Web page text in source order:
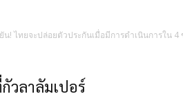
! ไทยจะปล่อยตัวประกันเมื่อมีการดำเนินการใน
วลาลัมเปอร์